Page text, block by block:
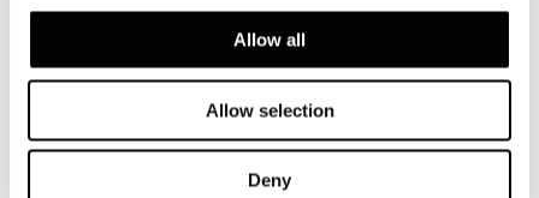
Allow all
Allow selection
Deny
TOUT VOIR